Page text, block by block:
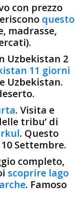
con prezzo
questo
madrasse,
Uzbekistan 2
11 giorni
Uzbekistan.
. Visita e
tribu’ di
. Questo
Settembre.
completo,
scoprire lago
. Famoso